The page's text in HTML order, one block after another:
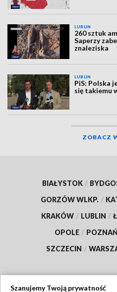
LUBLIN
260 sztuk
Saperzy
znaleziska
LUBLIN
PiS: Polska
się takiemu
ZOBACZ
BIAŁYSTOK /
GORZÓW WLKP. /
KRAKÓW / LUBLIN /
OPOLE / POZNAŃ
SZCZECIN /
Szanujemy Twoją prywatność